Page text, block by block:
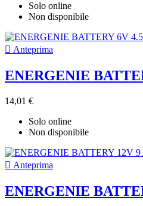
Solo online
Non disponibile
 Anteprima
ENERGENIE
14,01 €
Solo online
Non disponibile
 Anteprima
ENERGENIE